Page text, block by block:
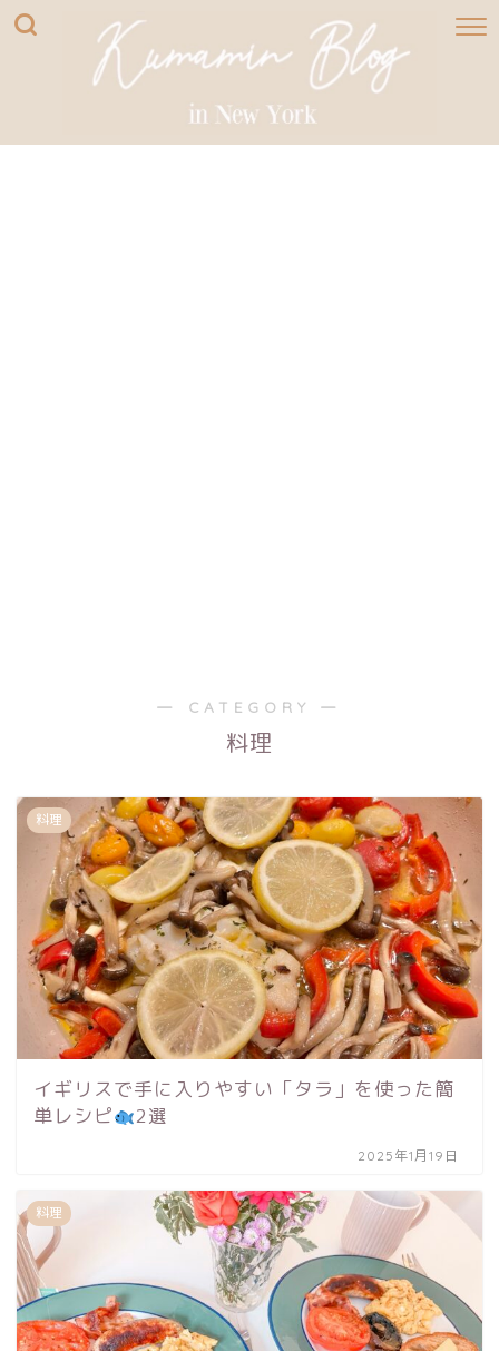
― CATEGORY ―
料理
料理
イギリスで手に入りやすい「タラ」を使った簡
単レシピ
2選
2025年1月19日
料理